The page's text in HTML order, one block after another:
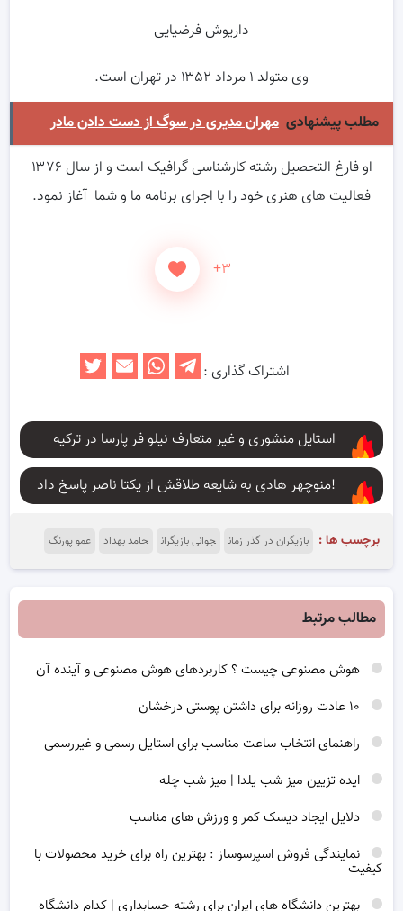
داریوش فرضیایی
وی متولد ۱ مرداد ۱۳۵۲ در تهران است.
مطلب پیشنهادی مهران مدیری در سوگ از دست دادن مادر
او فارغ التحصیل رشته کارشناسی گرافیک است و از سال ۱۳۷۶
فعالیت های هنری خود را با اجرای برنامه ما و شما آغاز نمود.
+۳
اشتراک گذاری :
استایل منشوری و غیر متعارف نیلو فر پارسا در ترکیه
منوچهر هادی به شایعه طلاقش از یکتا ناصر پاسخ داد!
برچسب ها : بازیگران در گذر زمان جوانی بازیگران حامد بهداد عمو پورنگ
مطالب مرتبط
هوش مصنوعی چیست ؟ کاربردهای هوش مصنوعی و آینده آن
راهنمای انتخاب ساعت مناسب برای استایل رسمی و غیررسمی
ایده تزیین میز شب یلدا | میز شب چله
دلایل ایجاد دیسک کمر و ورزش های مناسب
نمایندگی فروش اسپرسوساز : بهترین راه برای خرید محصولات با
کیفیت
بهترین دانشگاه های ایران برای رشته حسابداری | کدام دانشگاه